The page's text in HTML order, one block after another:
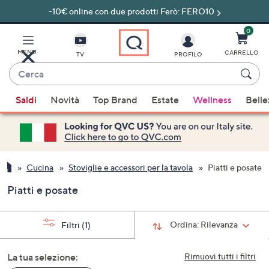
al
principale
-10€ online con due prodotti Ferò: FERO10
MENU TV
Cerca
sono
disponibili
suggerimenti,
usa
i
freccia
su
giù
oppure
scorri
PROFILO
0
CARRELLO
Saldi Novità Top Brand Estate Wellness
Cucina Stoviglie e accessori per la tavola Piatti e posate
Piatti e posate
Ordina: Rilevanza
Filtri (1)
Rimuovi tutti i filtri
La tua selezione: